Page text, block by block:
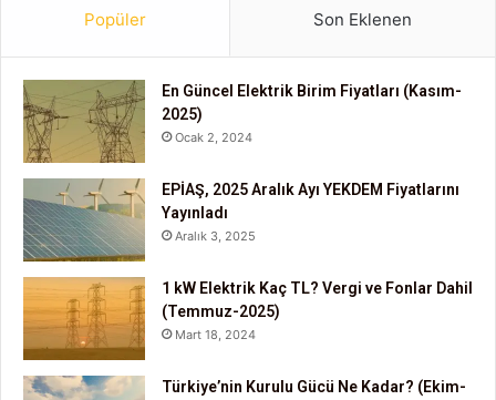
Popüler Son Eklenen
En Güncel Elektrik Birim Fiyatları (Kasım-
2025)
Ocak 2, 2024
EPİAŞ, 2025 Aralık Ayı YEKDEM Fiyatlarını
Yayınladı
Aralık 3, 2025
1 kW Elektrik Kaç TL? Vergi ve Fonlar Dahil
(Temmuz-2025)
Mart 18, 2024
Türkiye’nin Kurulu Gücü Ne Kadar? (Ekim-